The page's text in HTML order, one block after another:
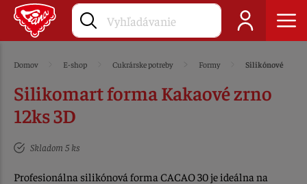
Domov E-shop Cukrárske potreby Formy Silikónové
Silikomart forma Kakaové zrno
12ks 3D
Skladom 5 ks
Profesionálna silikónová forma CACAO 30 je ideálna na